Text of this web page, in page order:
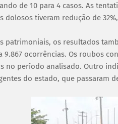
de 10 para 4 casos. As
dolosos tiveram redução de
patrimoniais, os resultados
9.867 ocorrências. Os roubos
no período analisado. Outro
do estado, que passaram